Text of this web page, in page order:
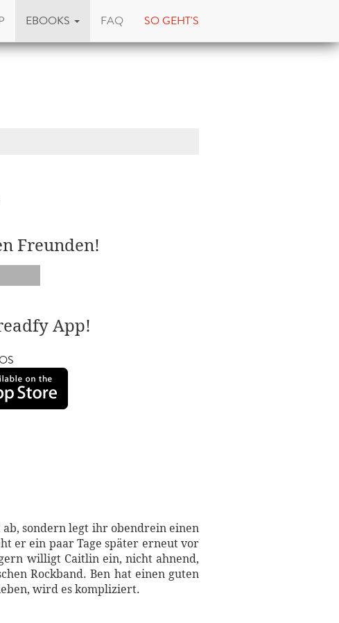
EBOOKS FAQ SO GEHT'S
Freunden!
App!
sondern legt ihr obendrein einen
er ein paar Tage später erneut vor
willigt Caitlin ein, nicht ahnend,
Rockband. Ben hat einen guten
wird es kompliziert.